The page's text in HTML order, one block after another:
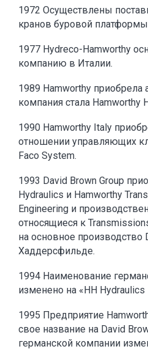
1972 Осуществлены
кранов буровой
1977 Hydreco-Hamworthy
компанию в Италии.
1989 Hamworthy приобрела
компания стала Hamworthy
1990 Hamworthy Italy
отношении управляющих
Faco System.
1993 David Brown Group
Hydraulics и Hamworthy
Engineering и
относящиеся к
на основное производство
Хаддерсфильде.
1994 Наименование
изменено на «HH Hydraulics
1995 Предприятие
свое название на David
германской компании